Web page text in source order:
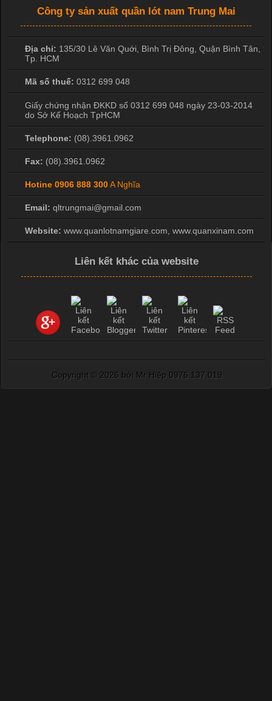
Công ty sản xuất quần lót nam Trung Mai
Địa chỉ: 135/30 Lê Văn Quới, Bình Trị Đông, Quận Bình Tân,
Tp. HCM
Mã số thuế: 0312 699 048
Giấy chứng nhận ĐKKD số 0312 699 048 ngày 23-03-2014
do Sở Kế Hoạch TpHCM
Telephone: (08).3961.0962
Fax: (08).3961.0962
Hotine 0906 888 300A Nghĩa
Email: qltrungmai@gmail.com
Website: www.quanlotnamgiare.com, www.quanxinam.com
Liên kết khác của website
Copyright © 2026 bởi Mr Hiệp 0976.137.019